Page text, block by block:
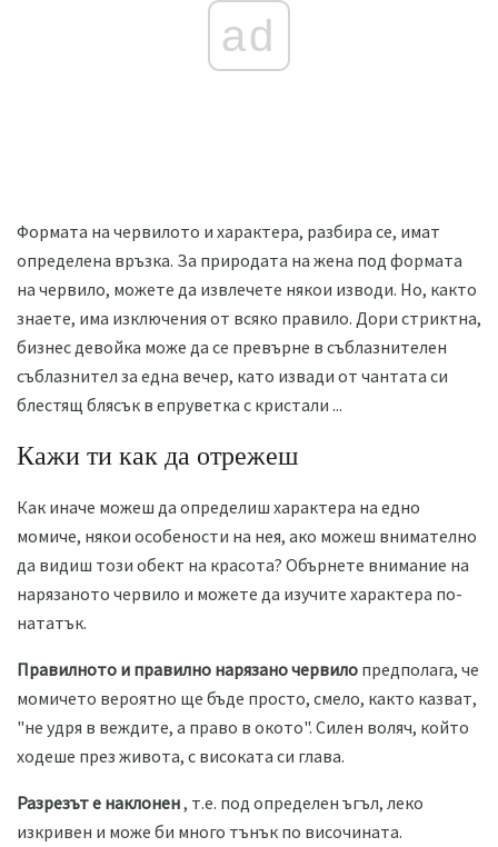
ad
Формата на червилото и характера, разбира се, имат
определена връзка. За природата на жена под формата
на червило, можете да извлечете някои изводи. Но, както
знаете, има изключения от всяко правило. Дори стриктна,
бизнес девойка може да се превърне в съблазнителен
съблазнител за една вечер, като извади от чантата си
блестящ блясък в епруветка с кристали ...
Кажи ти как да отрежеш
Как иначе можеш да определиш характера на едно
момиче, някои особености на нея, ако можеш внимателно
да видиш този обект на красота? Обърнете внимание на
нарязаното червило и можете да изучите характера по-
нататък.
Правилното и правилно нарязано червило предполага, че
момичето вероятно ще бъде просто, смело, както казват,
"не удря в веждите, а право в окото". Силен воляч, който
ходеше през живота, с високата си глава.
Разрезът е наклонен, т.е. под определен ъгъл, леко
изкривен и може би много тънък по височината.